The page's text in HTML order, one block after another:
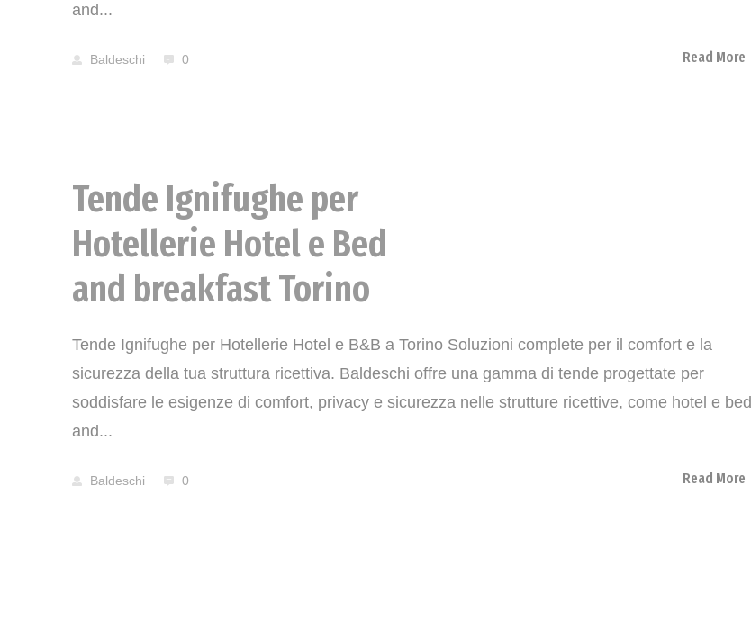
and...
Baldeschi 0 Read More
News
Tende Ignifughe per
Hotellerie Hotel e Bed
and breakfast Torino
Tende Ignifughe per Hotellerie Hotel e B&B a Torino Soluzioni complete per il comfort e la
sicurezza della tua struttura ricettiva. Baldeschi offre una gamma di tende progettate per
soddisfare le esigenze di comfort, privacy e sicurezza nelle strutture ricettive, come hotel e bed
and...
Baldeschi 0 Read More